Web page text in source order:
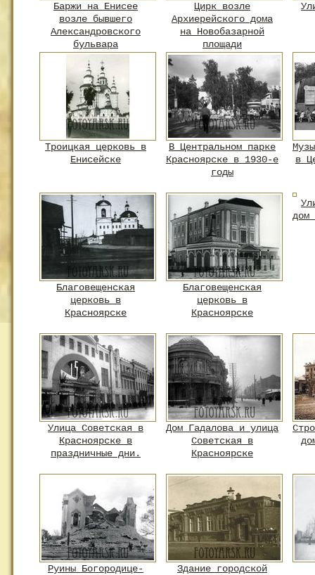
Баржи на Енисее
возле бывшего
Александровского
бульвара
Цирк возле
Архиерейского дома
на Новобазарной
площади
Троицкая церковь в
Енисейске
В Центральном парке
Красноярске в 1930-е
годы
в
Благовещенская
церковь в
Красноярске
Благовещенская
церковь в
Красноярске
дом
Улица Советская в
Красноярске в
праздничные дни.
Дом Гадалова и улица
Советская в
Красноярске
Руины Богородице-
Здание городской